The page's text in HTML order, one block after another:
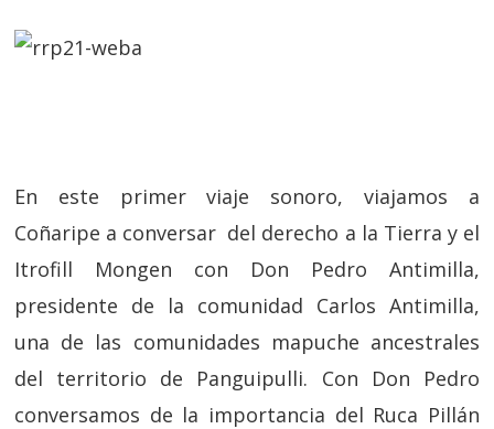
En este primer viaje sonoro, viajamos a
Coñaripe a conversar del derecho a la Tierra y el
Itrofill Mongen con Don Pedro Antimilla,
presidente de la comunidad Carlos Antimilla,
una de las comunidades mapuche ancestrales
del territorio de Panguipulli. Con Don Pedro
conversamos de la importancia del Ruca Pillán